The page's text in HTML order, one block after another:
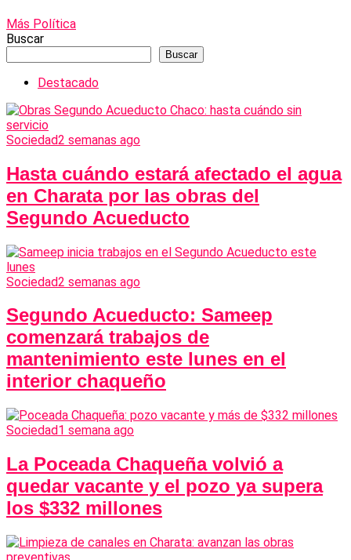
Más Política
Buscar
Buscar
Destacado
Sociedad2 semanas ago
Hasta cuándo estará afectado el agua
en Charata por las obras del
Segundo Acueducto
Sociedad2 semanas ago
Segundo Acueducto: Sameep
comenzará trabajos de
mantenimiento este lunes en el
interior chaqueño
Sociedad1 semana ago
La Poceada Chaqueña volvió a
quedar vacante y el pozo ya supera
los $332 millones